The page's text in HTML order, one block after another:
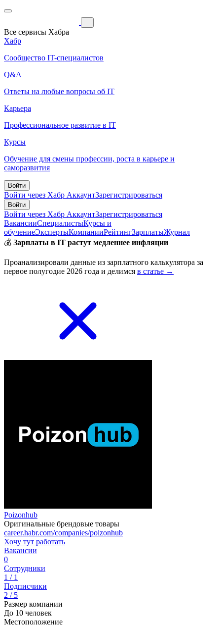
Все сервисы Хабра
Хабр
Сообщество IT-специалистов
Q&A
Ответы на любые вопросы об IT
Карьера
Профессиональное развитие в IT
Курсы
Обучение для смены профессии, роста в карьере и
саморазвития
Войти
Войти через Хабр АккаунтЗарегистрироваться
Войти
Войти через Хабр АккаунтЗарегистрироваться
ВакансииСпециалистыКурсы и
обучениеЭкспертыКомпанииРейтингЗарплатыЖурнал
💰 Зарплаты в IT растут медленнее инфляции
Проанализировали данные из зарплатного калькулятора за
первое полугодие 2026 года и делимся в статье →
Poizonhub
Оригинальные брендовые товары
career.habr.com/companies/poizonhub
Хочу тут работать
Вакансии
0
Сотрудники
1 / 1
Подписчики
2 / 5
Размер компании
До 10 человек
Местоположение